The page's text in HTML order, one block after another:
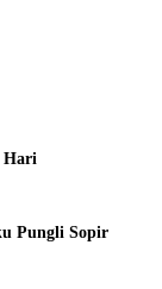
Hari
Pungli Sopir